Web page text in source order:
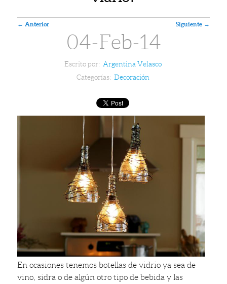
Navegador de artículos
← Anterior Siguiente →
04-Feb-14
Escrito por: Argentina Velasco
Categorías: Decoración
En ocasiones tenemos botellas de vidrio ya sea de
vino, sidra o de algún otro tipo de bebida y las